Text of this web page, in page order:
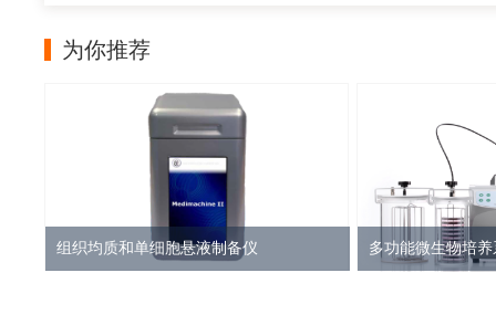
为你推荐
组织均质和单细胞悬液制备仪 多功能微生物培养